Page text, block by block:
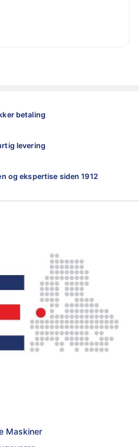
betaling
levering
og ekspertise siden 1912
Maskiner